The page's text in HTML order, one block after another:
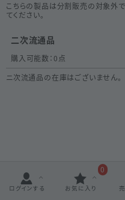
こちらの製品は分割販売の対象外
てください。
二次流通品
購入可能数：0点
ニ次流通品の在庫はございません。
ログインする お気に入り
0